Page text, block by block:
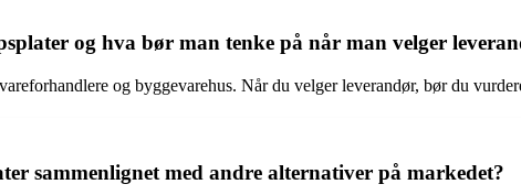
og hva bør man tenke på når man velger
og byggevarehus. Når du velger leverandør, bør du
sammenlignet med andre alternativer på markedet?